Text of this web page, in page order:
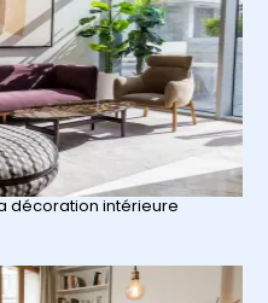
décoration intérieure